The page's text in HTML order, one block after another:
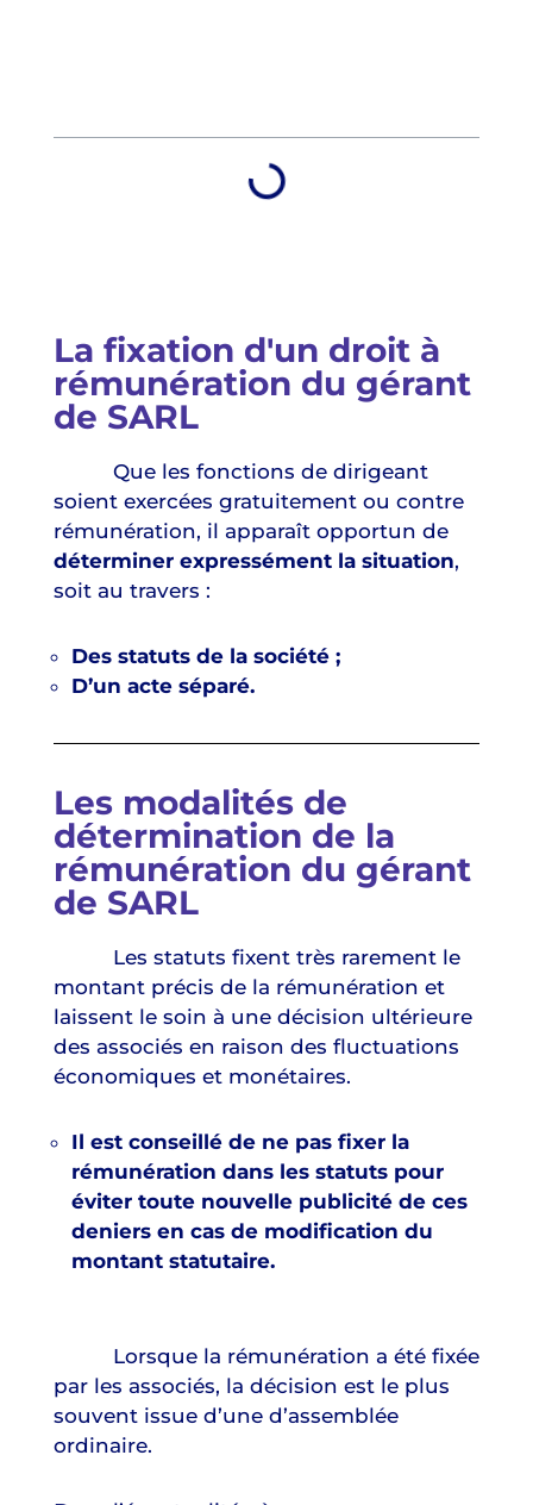
La fixation d'un droit à
rémunération du gérant
de SARL
Que les fonctions de dirigeant
soient exercées gratuitement ou contre
rémunération, il apparaît opportun de
déterminer expressément la situation,
soit au travers :
Des statuts de la société ;
D’un acte séparé.
Les modalités de
détermination de la
rémunération du gérant
de SARL
Les statuts fixent très rarement le
montant précis de la rémunération et
laissent le soin à une décision ultérieure
des associés en raison des fluctuations
économiques et monétaires.
Il est conseillé de ne pas fixer la
rémunération dans les statuts pour
éviter toute nouvelle publicité de ces
deniers en cas de modification du
montant statutaire.
Lorsque la rémunération a été fixée
par les associés, la décision est le plus
souvent issue d’une d’assemblée
ordinaire.